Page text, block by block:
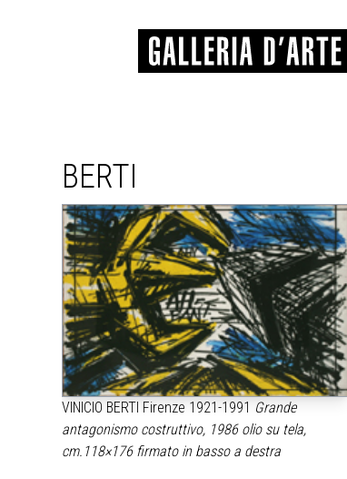
LE COLLEZIONI
LORENZO VIANI
PALAZZO DELLE MUSE
SCULTURA
STAMPA
ALTRO
MATRICI XILOGRAFICHE
FOTOGRAFIA
BERTI
VINICIO BERTI Firenze 1921-1991 Grande
antagonismo costruttivo, 1986 olio su tela,
cm.118×176 firmato in basso a destra